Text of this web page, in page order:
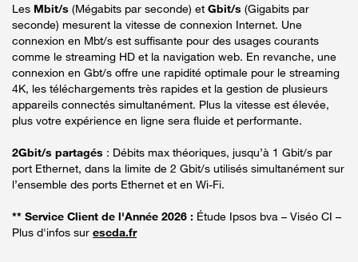
Les Mbit/s (Mégabits par seconde) et Gbit/s (Gigabits par
seconde) mesurent la vitesse de connexion Internet. Une
connexion en Mbt/s est suffisante pour des usages courants
comme le streaming HD et la navigation web. En revanche, une
connexion en Gbt/s offre une rapidité optimale pour le streaming
4K, les téléchargements très rapides et la gestion de plusieurs
appareils connectés simultanément. Plus la vitesse est élevée,
plus votre expérience en ligne sera fluide et performante.
2Gbit/s partagés : Débits max théoriques, jusqu’à 1 Gbit/s par
port Ethernet, dans la limite de 2 Gbit/s utilisés simultanément sur
l’ensemble des ports Ethernet et en Wi-Fi.
** Service Client de l'Année 2026 : Étude Ipsos bva – Viséo CI –
Plus d'infos sur escda.fr